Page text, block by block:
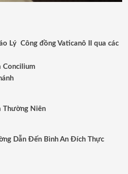
Lý Công đồng Vaticanô II qua các
Concilium
Thường Niên
Dẫn Đến Bình An Đích Thực